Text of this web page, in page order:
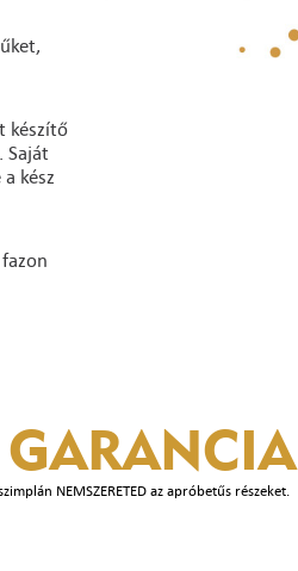
készítő
kész
GARANCIA
NEMSZERETED az apróbetűs részeket.